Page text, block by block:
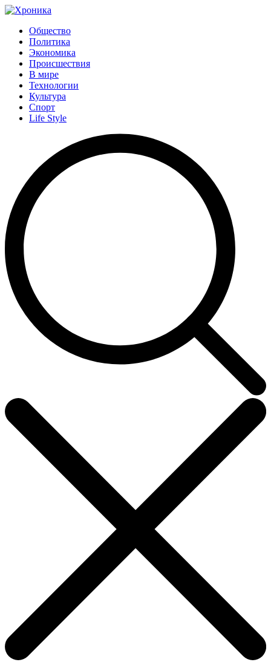
Общество
Политика
Экономика
Происшествия
В мире
Технологии
Культура
Спорт
Life Style